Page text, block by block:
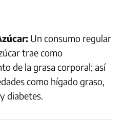
Un consumo regular
trae como
de la grasa corporal; así
como hígado graso,
diabetes.